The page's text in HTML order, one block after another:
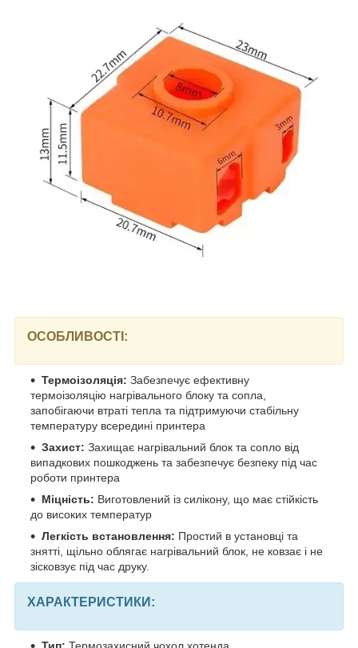
ОСОБЛИВОСТІ:
Термоізоляція: Забезпечує ефективну
термоізоляцію нагрівального блоку та сопла,
запобігаючи втраті тепла та підтримуючи стабільну
температуру всередині принтера
Захист: Захищає нагрівальний блок та сопло від
випадкових пошкоджень та забезпечує безпеку під час
роботи принтера
Міцність: Виготовлений із силікону, що має стійкість
до високих температур
Легкість встановлення: Простий в установці та
знятті, щільно облягає нагрівальний блок, не ковзає і не
зісковзує під час друку.
ХАРАКТЕРИСТИКИ: